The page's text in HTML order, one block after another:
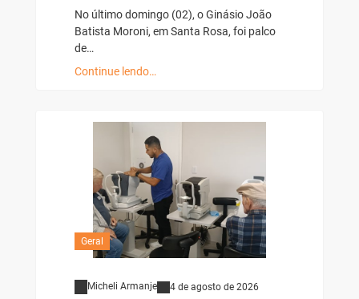
No último domingo (02), o Ginásio João
Batista Moroni, em Santa Rosa, foi palco
de…
Continue lendo…
Geral
Micheli Armanje 4 de agosto de 2026